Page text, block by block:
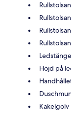
Höjd på